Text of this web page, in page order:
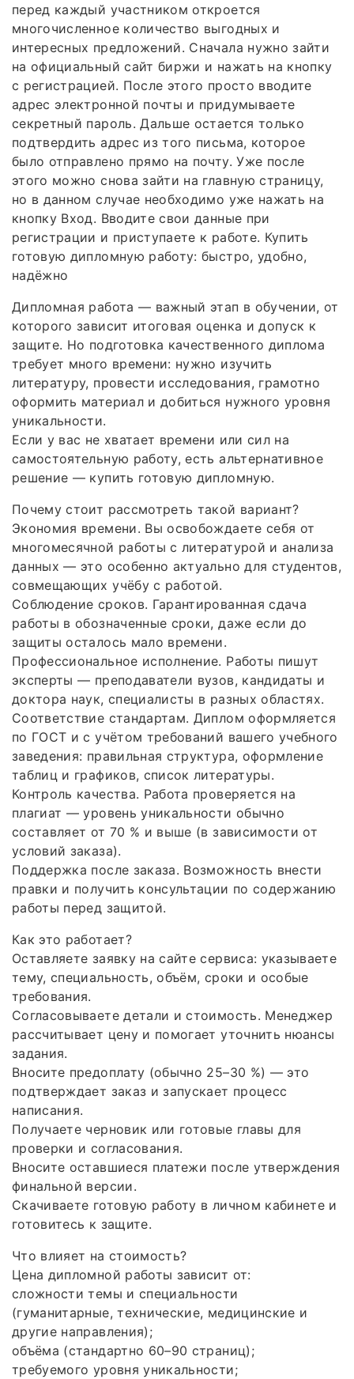
перед каждый участником откроется
многочисленное количество выгодных и
интересных предложений. Сначала нужно зайти
на официальный сайт биржи и нажать на кнопку
с регистрацией. После этого просто вводите
адрес электронной почты и придумываете
секретный пароль. Дальше остается только
подтвердить адрес из того письма, которое
было отправлено прямо на почту. Уже после
этого можно снова зайти на главную страницу,
но в данном случае необходимо уже нажать на
кнопку Вход. Вводите свои данные при
регистрации и приступаете к работе. Купить
готовую дипломную работу: быстро, удобно,
надёжно
Дипломная работа — важный этап в обучении, от
которого зависит итоговая оценка и допуск к
защите. Но подготовка качественного диплома
требует много времени: нужно изучить
литературу, провести исследования, грамотно
оформить материал и добиться нужного уровня
уникальности.
Если у вас не хватает времени или сил на
самостоятельную работу, есть альтернативное
решение — купить готовую дипломную.
Почему стоит рассмотреть такой вариант?
Экономия времени. Вы освобождаете себя от
многомесячной работы с литературой и анализа
данных — это особенно актуально для студентов,
совмещающих учёбу с работой.
Соблюдение сроков. Гарантированная сдача
работы в обозначенные сроки, даже если до
защиты осталось мало времени.
Профессиональное исполнение. Работы пишут
эксперты — преподаватели вузов, кандидаты и
доктора наук, специалисты в разных областях.
Соответствие стандартам. Диплом оформляется
по ГОСТ и с учётом требований вашего учебного
заведения: правильная структура, оформление
таблиц и графиков, список литературы.
Контроль качества. Работа проверяется на
плагиат — уровень уникальности обычно
составляет от 70 % и выше (в зависимости от
условий заказа).
Поддержка после заказа. Возможность внести
правки и получить консультации по содержанию
работы перед защитой.
Как это работает?
Оставляете заявку на сайте сервиса: указываете
тему, специальность, объём, сроки и особые
требования.
Согласовываете детали и стоимость. Менеджер
рассчитывает цену и помогает уточнить нюансы
задания.
Вносите предоплату (обычно 25–30 %) — это
подтверждает заказ и запускает процесс
написания.
Получаете черновик или готовые главы для
проверки и согласования.
Вносите оставшиеся платежи после утверждения
финальной версии.
Скачиваете готовую работу в личном кабинете и
готовитесь к защите.
Что влияет на стоимость?
Цена дипломной работы зависит от:
сложности темы и специальности
(гуманитарные, технические, медицинские и
другие направления);
объёма (стандартно 60–90 страниц);
требуемого уровня уникальности;